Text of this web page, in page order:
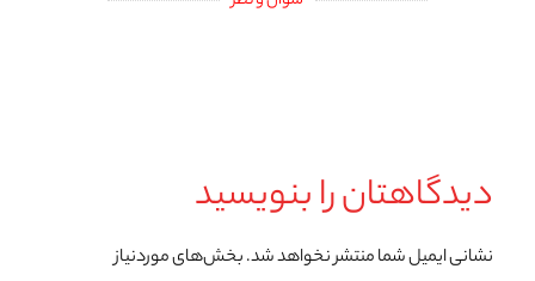
دیدگاهتان را بنویسید
نشانی ایمیل شما منتشر نخواهد شد.بخش‌های موردنیاز